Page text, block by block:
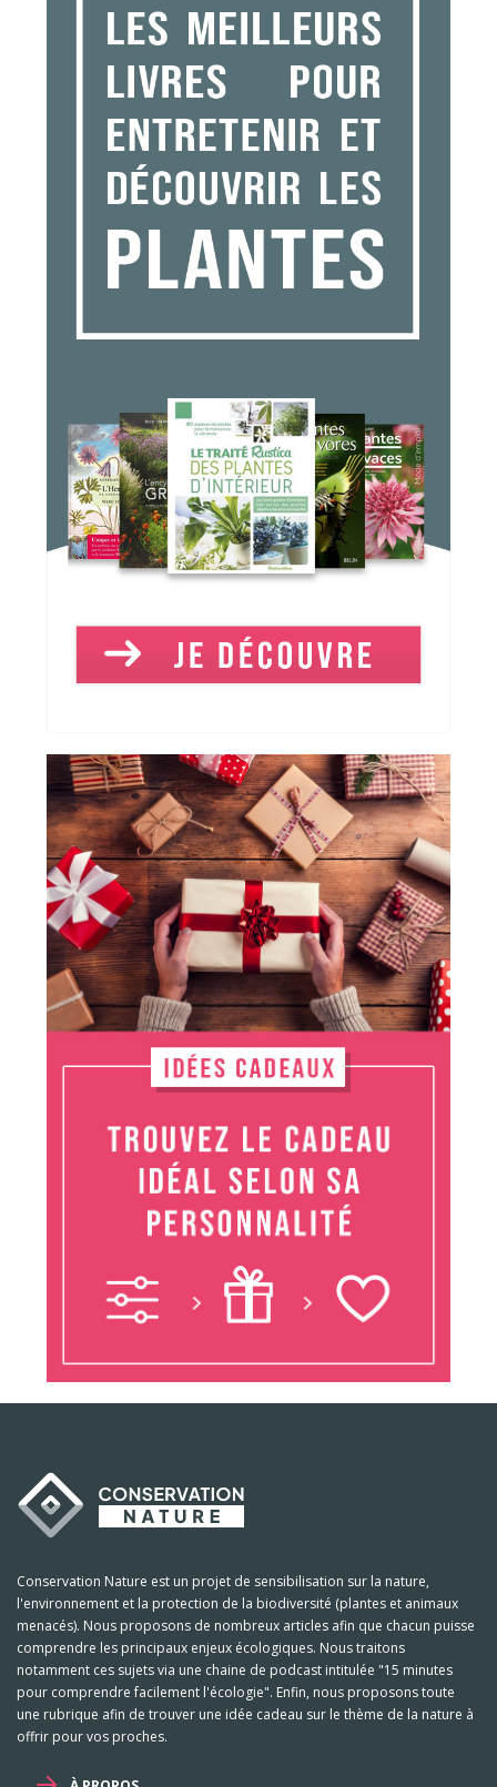
Conservation Nature est un projet de sensibilisation sur la nature,
l'environnement et la protection de la biodiversité (plantes et animaux
menacés). Nous proposons de nombreux articles afin que chacun puisse
comprendre les principaux enjeux écologiques. Nous traitons
notamment ces sujets via une chaine de podcast intitulée "15 minutes
pour comprendre facilement l'écologie". Enfin, nous proposons toute
une rubrique afin de trouver une idée cadeau sur le thème de la nature à
offrir pour vos proches.